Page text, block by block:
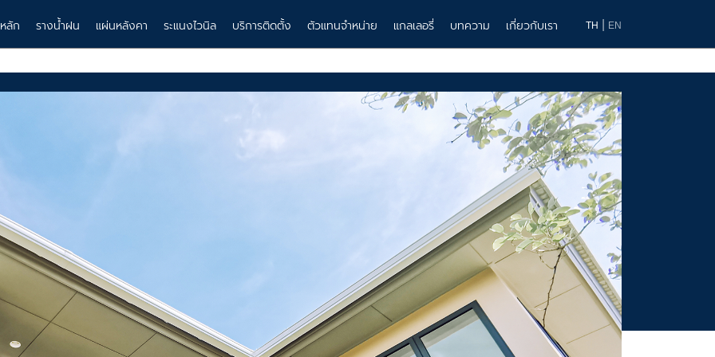
ลัก รางน้ำฝน แผ่นหลังคา ระแนงไวนิล บริการติดตั้ง ตัวแทนจำหน่าย แกลเลอรี่ บทความ เกี่ยวกับเรา TH EN